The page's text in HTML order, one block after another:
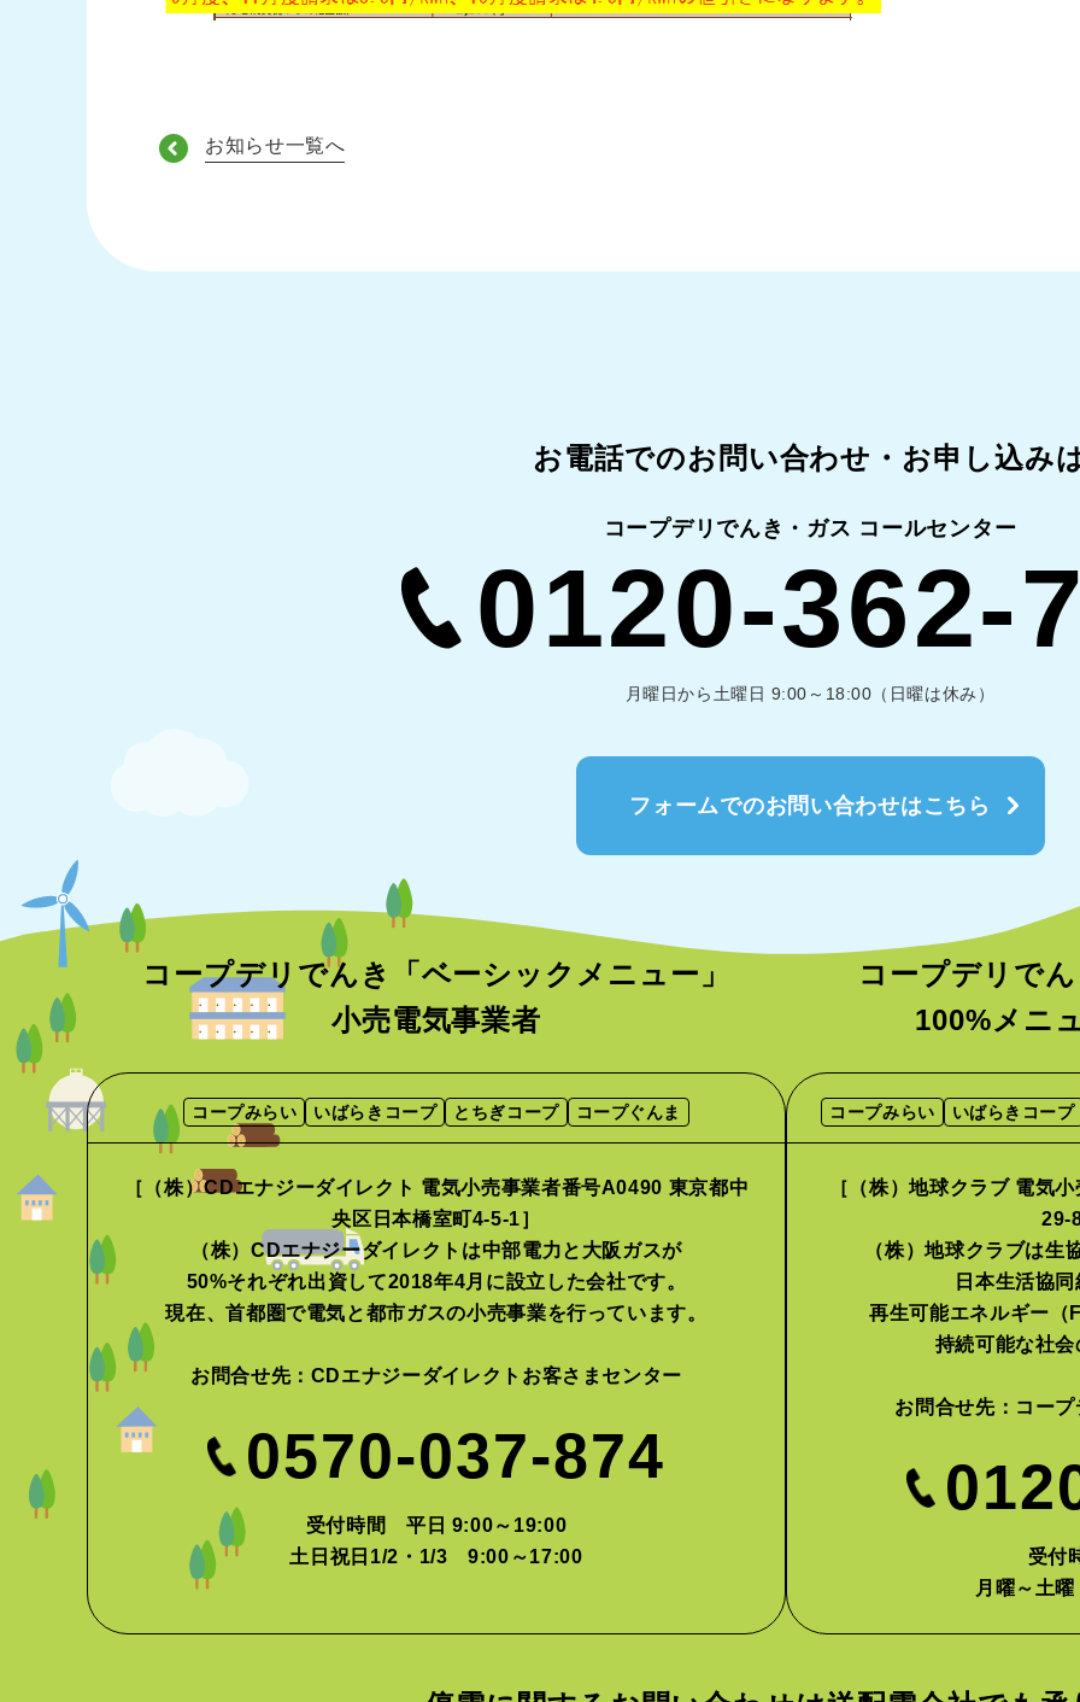
お知らせ一覧へ
お電話でのお問い合わせ・ お申し込み
コープデリでんき・ガス コールセンター
0120-362-
月曜日から土曜日 9:00～18:00（日曜は休み）
フォームでのお問い合わせはこちら
コープデリでんき「ベーシックメニュー」
小売電気事業者
コープみらい いばらきコープ とちぎコープ コープぐんま
［（株）CDエナジーダイレクト 電気小売事業者番号A0490 東京都中
央区日本橋室町4-5-1］
（株）CDエナジーダイレクトは中部電力と大阪ガスが
50%それぞれ出資して2018年4月に設立した会社です。
現在、首都圏で電気と都市ガスの小売事業を行っています。
お問合せ先： CDエナジーダイレクトお客さまセンター
0570-037-874
受付時間 平日 9:00～19:00
土日祝日1/2・1/3 9:00～17:00
コープデリで
100%メニ
コープみらい いばらきコープ
［（株）地球クラブ 電気
29-
（株）地球クラブは生
日本生活協
再生可能エネルギー（
持続可能な社会
お問合せ先： コー
受付
月曜～土曜